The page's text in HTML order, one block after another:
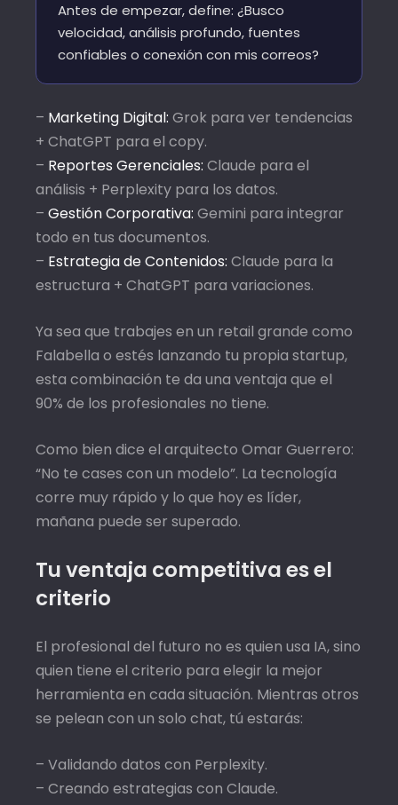
Antes de empezar, define: ¿Busco
velocidad, análisis profundo, fuentes
confiables o conexión con mis correos?
– Marketing Digital: Grok para ver tendencias
+ ChatGPT para el copy.
– Reportes Gerenciales: Claude para el
análisis + Perplexity para los datos.
– Gestión Corporativa: Gemini para integrar
todo en tus documentos.
– Estrategia de Contenidos: Claude para la
estructura + ChatGPT para variaciones.
Ya sea que trabajes en un retail grande como
Falabella o estés lanzando tu propia startup,
esta combinación te da una ventaja que el
90% de los profesionales no tiene.
Como bien dice el arquitecto Omar Guerrero:
“No te cases con un modelo”. La tecnología
corre muy rápido y lo que hoy es líder,
mañana puede ser superado.
Tu ventaja competitiva es el
criterio
El profesional del futuro no es quien usa IA, sino
quien tiene el criterio para elegir la mejor
herramienta en cada situación. Mientras otros
se pelean con un solo chat, tú estarás:
– Validando datos con Perplexity.
– Creando estrategias con Claude.